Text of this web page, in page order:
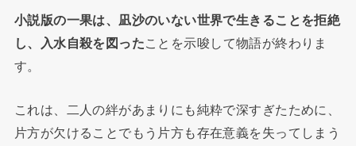
小説版の一果は、凪沙のいない世界で生きることを拒絶
し、入水自殺を図ったことを示唆して物語が終わりま
す。
これは、二人の絆があまりにも純粋で深すぎたために、
片方が欠けることでもう片方も存在意義を失ってしまう